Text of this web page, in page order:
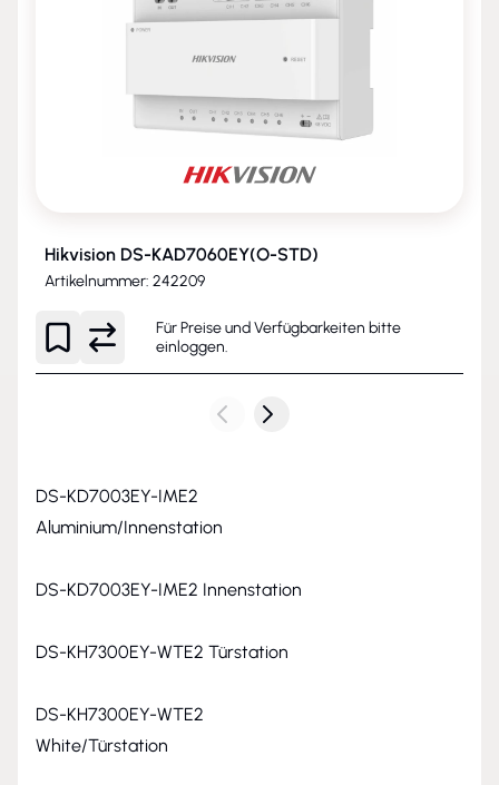
Hikvision DS-KAD7060EY(O-STD)
Artikelnummer: 242209
Für Preise und Verfügbarkeiten bitte
einloggen.
DS-KD7003EY-IME2
Aluminium/Innenstation
DS-KD7003EY-IME2 Innenstation
DS-KH7300EY-WTE2 Türstation
DS-KH7300EY-WTE2
White/Türstation